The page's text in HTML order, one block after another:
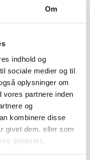
Om
indhold og
sociale medier og til
oplysninger om
vores partnere inden
og
kombinere disse
givet dem, eller som
tjenester.
d. 19/01/2026 af
en hjemmeside
funktioner såsom
af hjemmesiden.
uden disse